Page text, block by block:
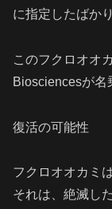
に指定したばか
このフクロオオ
Biosciencesが名
復活の可能性
フクロオオカミ
それは、絶滅し